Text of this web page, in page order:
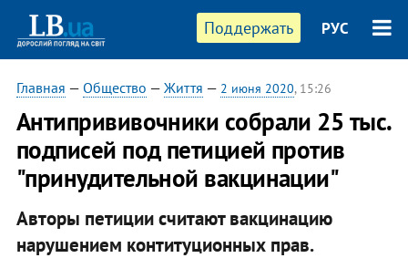
Поддержать РУС
Главная — Общество — Життя — 2 июня 2020, 15:26
Антипрививочники собрали 25 тыс.
подписей под петицией против
"принудительной вакцинации"
Авторы петиции считают вакцинацию
нарушением контитуционных прав.